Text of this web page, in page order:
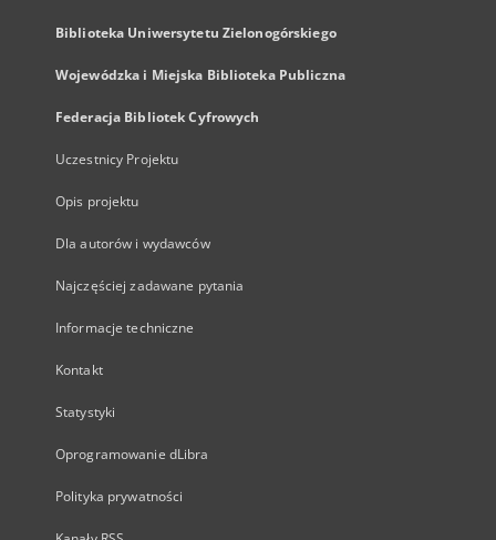
Biblioteka Uniwersytetu Zielonogórskiego
Wojewódzka i Miejska Biblioteka Publiczna
Federacja Bibliotek Cyfrowych
Uczestnicy Projektu
Opis projektu
Dla autorów i wydawców
Najczęściej zadawane pytania
Informacje techniczne
Kontakt
Statystyki
Oprogramowanie dLibra
Polityka prywatności